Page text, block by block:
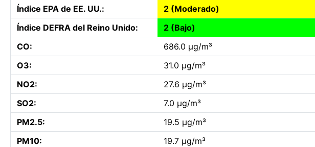
Índice EPA de EE. UU.:
2 (Moderado)
Índice DEFRA del Reino Unido:
2 (Bajo)
CO:
686.0 µg/m³
O3:
31.0 µg/m³
NO2:
27.6 µg/m³
SO2:
7.0 µg/m³
PM2.5:
19.5 µg/m³
PM10:
19.7 µg/m³